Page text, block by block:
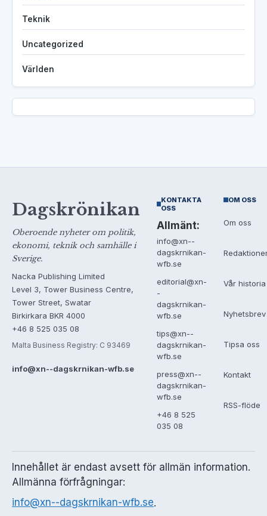
Teknik
Uncategorized
Världen
Dagskrönikan
Oberoende nyheter om politik,
ekonomi, teknik och samhälle i
Sverige.
Nacka Publishing Limited
Level 3, Tower Business Centre,
Tower Street, Swatar
Birkirkara BKR 4000
+46 8 525 035 08
Malta Business Registry: C 93469
info@xn--dagskrnikan-wfb.se
KONTAKTA
OSS
Allmänt:
info@xn--
dagskrnikan-
wfb.se
editorial@xn-
-
dagskrnikan-
wfb.se
tips@xn--
dagskrnikan-
wfb.se
press@xn--
dagskrnikan-
wfb.se
+46 8 525
035 08
OM OSS
Om oss
Vår historia
Nyhetsbrev
Tipsa oss
Kontakt
RSS-flöde
Innehållet är endast avsett för allmän information.
Allmänna förfrågningar:
info@xn--dagskrnikan-wfb.se.